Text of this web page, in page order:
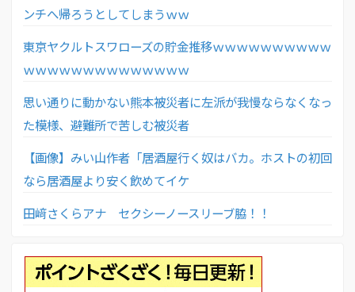
ンチへ帰ろうとしてしまうｗｗ
東京ヤクルトスワローズの貯金推移ｗｗｗｗｗｗｗｗｗｗ
ｗｗｗｗｗｗｗｗｗｗｗｗｗｗ
思い通りに動かない熊本被災者に左派が我慢ならなくなっ
た模様、避難所で苦しむ被災者
【画像】みい山作者「居酒屋行く奴はバカ。ホストの初回
なら居酒屋より安く飲めてイケ
田﨑さくらアナ セクシーノースリーブ脇！！